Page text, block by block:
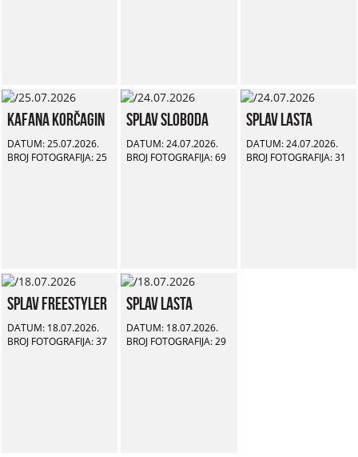
Kafana Korčagin
DATUM: 25.07.2026.
BROJ FOTOGRAFIJA: 25
Splav Sloboda
DATUM: 24.07.2026.
BROJ FOTOGRAFIJA: 69
Splav Lasta
DATUM: 24.07.2026.
BROJ FOTOGRAFIJA: 31
Splav Freestyler
DATUM: 18.07.2026.
BROJ FOTOGRAFIJA: 37
Splav Lasta
DATUM: 18.07.2026.
BROJ FOTOGRAFIJA: 29